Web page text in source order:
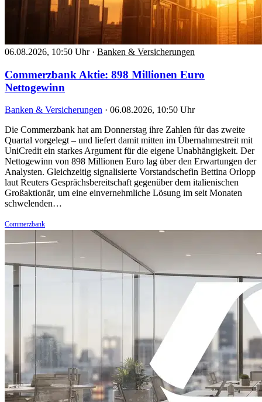
06.08.2026, 10:50 Uhr · Banken & Versicherungen
Commerzbank Aktie: 898 Millionen Euro
Nettogewinn
Banken & Versicherungen · 06.08.2026, 10:50 Uhr
Die Commerzbank hat am Donnerstag ihre Zahlen für das zweite
Quartal vorgelegt – und liefert damit mitten im Übernahmestreit mit
UniCredit ein starkes Argument für die eigene Unabhängigkeit. Der
Nettogewinn von 898 Millionen Euro lag über den Erwartungen der
Analysten. Gleichzeitig signalisierte Vorstandschefin Bettina Orlopp
laut Reuters Gesprächsbereitschaft gegenüber dem italienischen
Großaktionär, um eine einvernehmliche Lösung im seit Monaten
schwelenden…
Commerzbank